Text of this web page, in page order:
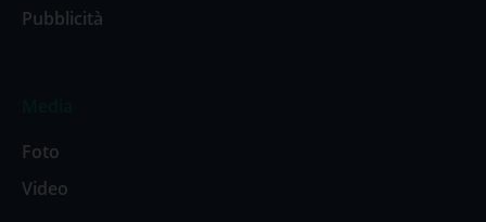
Pubblicità
Foto
Video